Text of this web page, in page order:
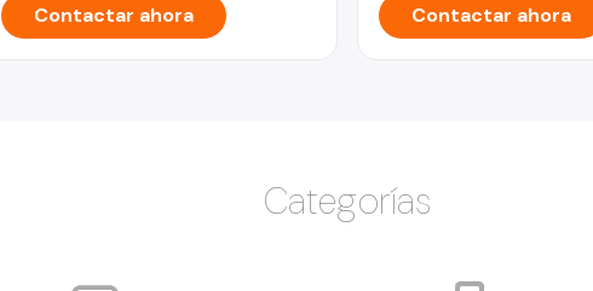
Contactar ahora Contactar ahora
Categorías